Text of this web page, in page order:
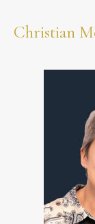
Christian